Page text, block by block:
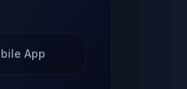
App